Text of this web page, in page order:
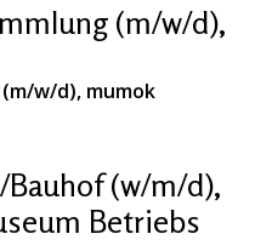
(m/w/d),
w/d), mumok
(w/m/d),
Betriebs